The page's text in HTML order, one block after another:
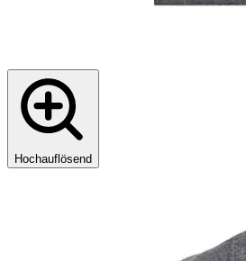
Hochauflösend